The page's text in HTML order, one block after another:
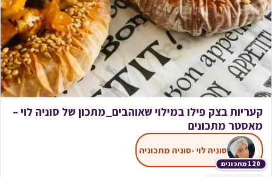
קעריות בצק פילו במילוי שאוהבים_מתכון של סוניה לוי –
מאסטר מתכונים
120 מתכונים
סוניה לוי -סוניה מתכוניה